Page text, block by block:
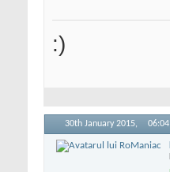
:)
30th January 2015, 06:04